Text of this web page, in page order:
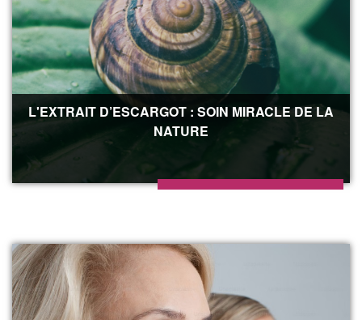
L'EXTRAIT D’ESCARGOT : SOIN MIRACLE DE LA
NATURE